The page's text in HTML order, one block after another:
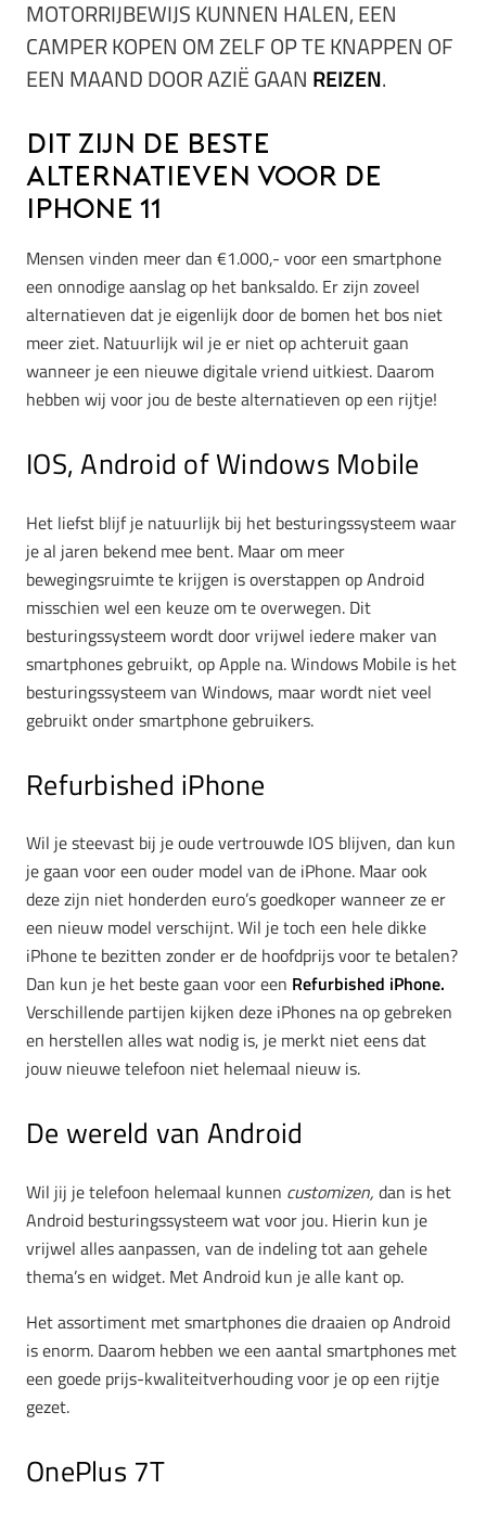
MOTORRIJBEWIJS KUNNEN HALEN, EEN
CAMPER KOPEN OM ZELF OP TE KNAPPEN OF
EEN MAAND DOOR AZIË GAAN REIZEN.
Dit zijn de beste
alternatieven voor de
iPhone 11
Mensen vinden meer dan €1.000,- voor een smartphone
een onnodige aanslag op het banksaldo. Er zijn zoveel
alternatieven dat je eigenlijk door de bomen het bos niet
meer ziet. Natuurlijk wil je er niet op achteruit gaan
wanneer je een nieuwe digitale vriend uitkiest. Daarom
hebben wij voor jou de beste alternatieven op een rijtje!
IOS, Android of Windows Mobile
Het liefst blijf je natuurlijk bij het besturingssysteem waar
je al jaren bekend mee bent. Maar om meer
bewegingsruimte te krijgen is overstappen op Android
misschien wel een keuze om te overwegen. Dit
besturingssysteem wordt door vrijwel iedere maker van
smartphones gebruikt, op Apple na. Windows Mobile is het
besturingssysteem van Windows, maar wordt niet veel
gebruikt onder smartphone gebruikers.
Refurbished iPhone
Wil je steevast bij je oude vertrouwde IOS blijven, dan kun
je gaan voor een ouder model van de iPhone. Maar ook
deze zijn niet honderden euro’s goedkoper wanneer ze er
een nieuw model verschijnt. Wil je toch een hele dikke
iPhone te bezitten zonder er de hoofdprijs voor te betalen?
Dan kun je het beste gaan voor een Refurbished iPhone.
Verschillende partijen kijken deze iPhones na op gebreken
en herstellen alles wat nodig is, je merkt niet eens dat
jouw nieuwe telefoon niet helemaal nieuw is.
De wereld van Android
Wil jij je telefoon helemaal kunnen customizen, dan is het
Android besturingssysteem wat voor jou. Hierin kun je
vrijwel alles aanpassen, van de indeling tot aan gehele
thema’s en widget. Met Android kun je alle kant op.
Het assortiment met smartphones die draaien op Android
is enorm. Daarom hebben we een aantal smartphones met
een goede prijs-kwaliteitverhouding voor je op een rijtje
gezet.
OnePlus 7T